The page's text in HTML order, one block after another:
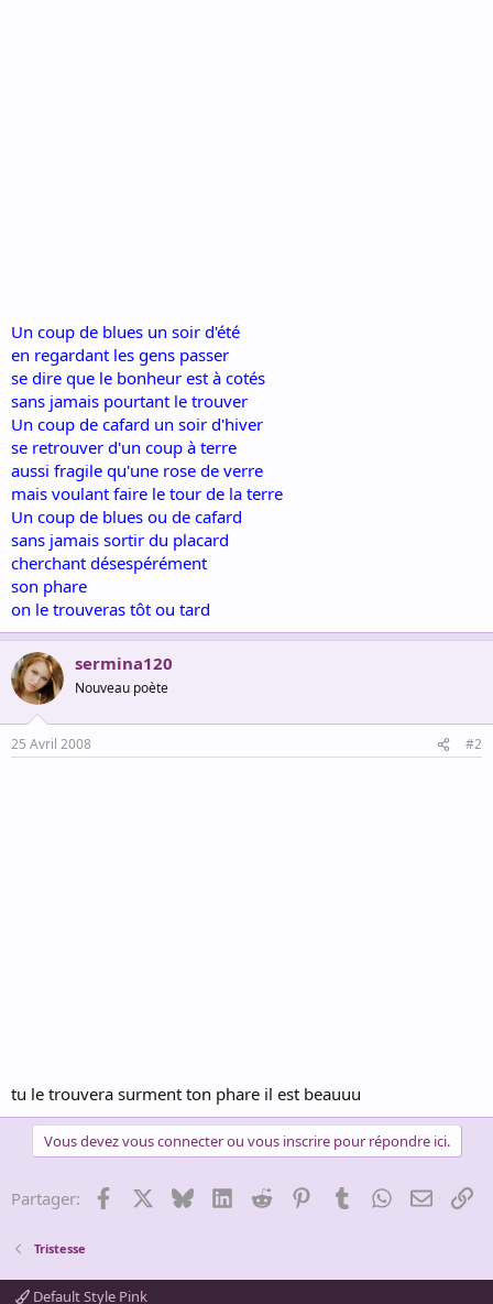
Un coup de blues un soir d'été
en regardant les gens passer
se dire que le bonheur est à cotés
sans jamais pourtant le trouver
Un coup de cafard un soir d'hiver
se retrouver d'un coup à terre
aussi fragile qu'une rose de verre
mais voulant faire le tour de la terre
Un coup de blues ou de cafard
sans jamais sortir du placard
cherchant désespérément
son phare
on le trouveras tôt ou tard
sermina120
Nouveau poète
25 Avril 2008 #2
tu le trouvera surment ton phare il est beauuu
Vous devez vous connecter ou vous inscrire pour répondre ici.
Partager: Facebook BlueskyLinkedInReddit PinterestTumblrWhatsApp
Email
Tristesse
Default Style Pink